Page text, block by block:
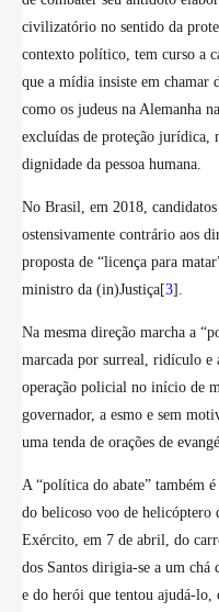
civilizatório no sentido da
contexto político, tem curso a
que a mídia insiste em chamar
como os judeus na Alemanha
excluídas de proteção jurídica,
dignidade da pessoa humana.
No Brasil, em 2018,
ostensivamente contrário aos
proposta de “licença para
ministro da (in)Justiça[3].
Na mesma direção marcha a
marcada por surreal, ridículo e
operação policial no início de
governador, a esmo e sem
uma tenda de orações de
A “política do abate” também
do belicoso voo de
Exército, em 7 de abril, do
dos Santos dirigia-se a um chá
e do herói que tentou ajudá-lo,